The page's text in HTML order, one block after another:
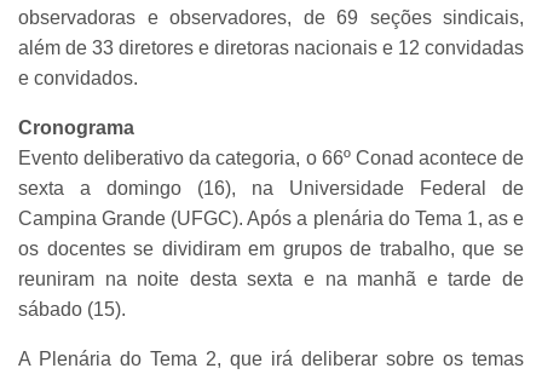
observadoras e observadores, de 69 seções sindicais,
além de 33 diretores e diretoras nacionais e 12 convidadas
e convidados.
Cronograma
Evento deliberativo da categoria, o 66º Conad acontece de
sexta a domingo (16), na Universidade Federal de
Campina Grande (UFGC). Após a plenária do Tema 1, as e
os docentes se dividiram em grupos de trabalho, que se
reuniram na noite desta sexta e na manhã e tarde de
sábado (15).
A Plenária do Tema 2, que irá deliberar sobre os temas